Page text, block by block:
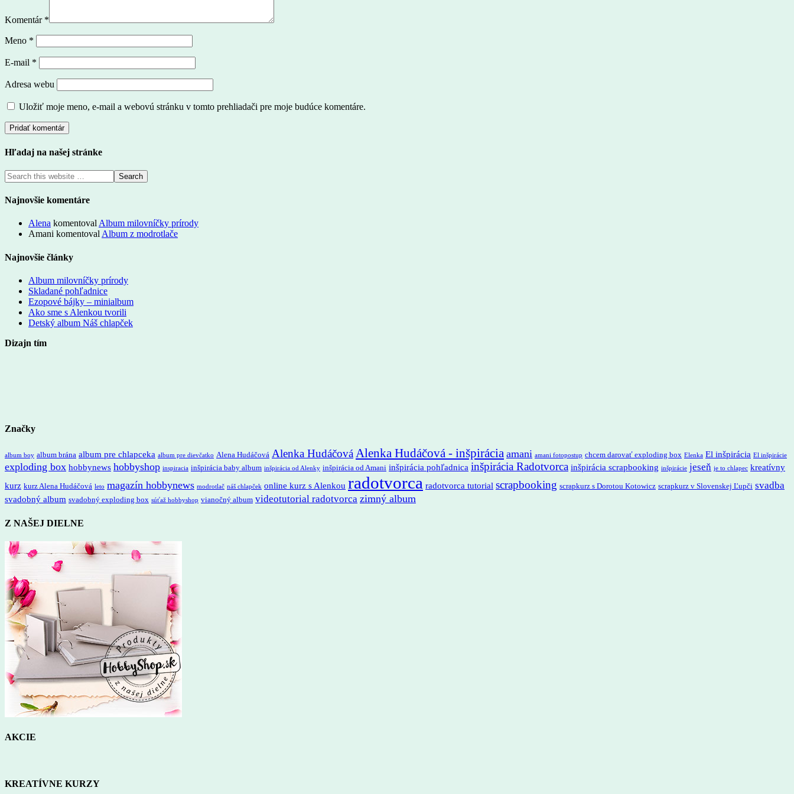
Komentár *
Meno *
E-mail *
Adresa webu
Uložiť moje meno, e-mail a webovú stránku v tomto prehliadači pre moje budúce komentáre.
Hľadaj na našej stránke
Najnovšie komentáre
Alena komentoval Album milovníčky prírody
Amani komentoval Album z modrotlače
Najnovšie články
Album milovníčky prírody
Skladané pohľadnice
Ezopové bájky – minialbum
Ako sme s Alenkou tvorili
Detský album Náš chlapček
Dizajn tím
Značky
album boy album brána album pre chlapceka album pre dievčatko Alena Hudáčová Alenka Hudáčová Alenka Hudáčová - inšpirácia amani amani fotopostup chcem darovať exploding box Elenka El inšpirácia El inšpirácie
exploding box hobbynews hobbyshop inspiracia inšpirácia baby album inšpirácia od Alenky inšpirácia od Amani inšpirácia pohľadnica inšpirácia Radotvorca inšpirácia scrapbooking inšpirácie jeseň je to chlapec kreatívny
kurz kurz Alena Hudáčová leto magazín hobbynews modrotlač náš chlapček online kurz s Alenkou radotvorca radotvorca tutorial scrapbooking scrapkurz s Dorotou Kotowicz scrapkurz v Slovenskej Ľupči svadba
svadobný album svadobný exploding box súťaž hobbyshop vianočný album videotutorial radotvorca zimný album
Z NAŠEJ DIELNE
AKCIE
KREATÍVNE KURZY